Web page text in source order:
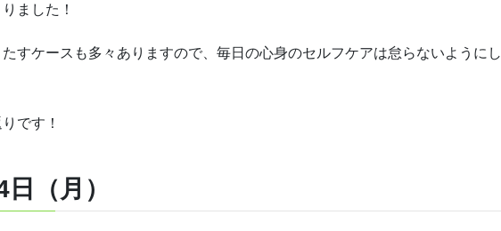
ました！
すケースも多々ありますので、毎日の心身のセルフケアは怠らないようにし
です！
（月）